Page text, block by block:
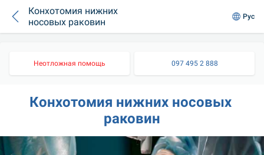
Конхотомия нижних
носовых раковин
Рус
Неотложная помощь 097 495 2 888
Конхотомия нижних носовых
раковин